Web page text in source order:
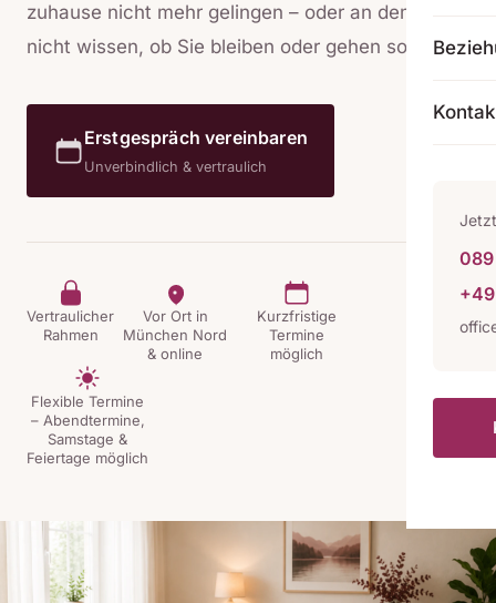
089
zuhause nicht mehr gelingen – oder an dem Sie
nicht wissen, ob Sie bleiben oder gehen sollen.
Erstgespräch vereinbaren
Unverbindlich & vertraulich
Vertraulicher
Rahmen
Vor Ort in
München Nord
& online
Kurzfristige
Termine
möglich
Flexible Termine
– Abendtermine,
Samstage &
Feiertage möglich